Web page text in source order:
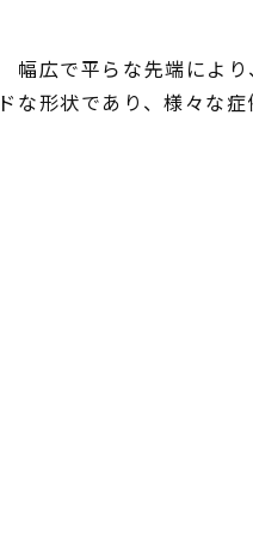
幅広で平らな先端により
ドな形状であり、様々な症